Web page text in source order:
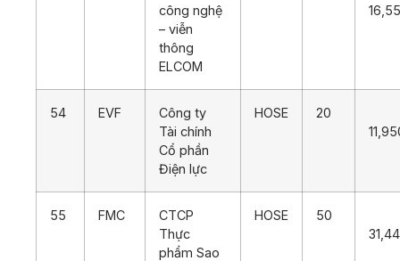
công nghệ
– viễn
thông
ELCOM
54 EVF
Công ty
Tài chính
Cổ phần
Điện lực
HOSE
20
55 FMC
CTCP
Thực
phẩm Sao
HOSE
50